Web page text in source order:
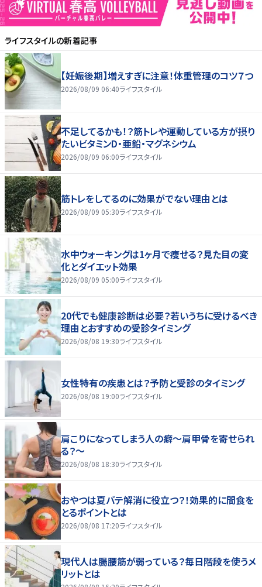
ライフスタイルの新着記事
【妊娠後期】増えすぎに注意！体重管理のコツ７つ
2026/08/09 06:40ライフスタイル
不足してるかも！？筋トレや運動している方が摂り
たいビタミンD・亜鉛・マグネシウム
2026/08/09 06:00ライフスタイル
筋トレをしてるのに効果がでない理由とは
2026/08/09 05:30ライフスタイル
水中ウォーキングは1ヶ月で痩せる？見た目の変
化とダイエット効果
2026/08/09 05:00ライフスタイル
20代でも健康診断は必要？若いうちに受けるべき
理由とおすすめの受診タイミング
2026/08/08 19:30ライフスタイル
女性特有の疾患とは？予防と受診のタイミング
2026/08/08 19:00ライフスタイル
肩こりになってしまう人の癖～肩甲骨を寄せられ
る？～
2026/08/08 18:30ライフスタイル
おやつは夏バテ解消に役立つ？！効果的に間食を
とるポイントとは
2026/08/08 17:20ライフスタイル
現代人は腸腰筋が弱っている？毎日階段を使うメ
リットとは